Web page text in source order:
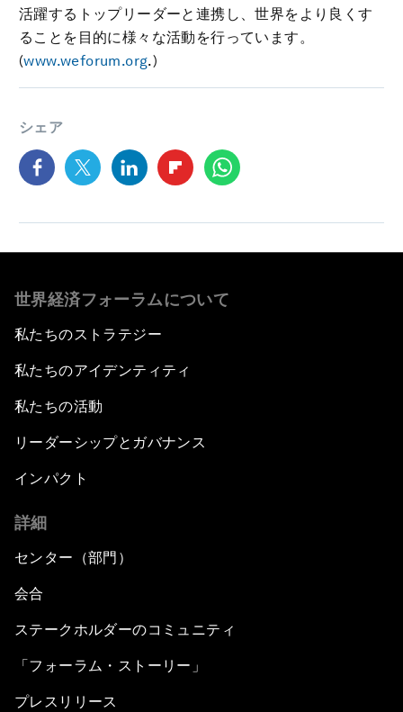
活躍するトップリーダーと連携し、世界をより良くす
ることを目的に様々な活動を行っています。
(www.weforum.org.)
シェア
世界経済フォーラムについて
私たちのストラテジー
私たちのアイデンティティ
私たちの活動
リーダーシップとガバナンス
インパクト
詳細
センター（部門）
会合
ステークホルダーのコミュニティ
「フォーラム・ストーリー」
プレスリリース